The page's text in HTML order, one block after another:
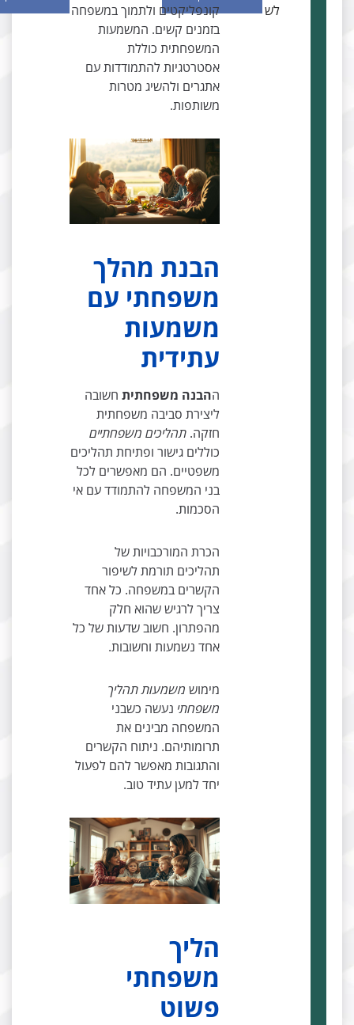
קונפליקטים ולתמוך במשפחה
בזמנים קשים. המשמעות
המשפחתית כוללת
אסטרטגיות להתמודדות עם
אתגרים ולהשיג מטרות
משותפות.
הבנת מהלך
משפחתי עם
משמעות
עתידית
הבנה משפחתיתחשובה
ליצירת סביבה משפחתית
חזקה.תהליכים משפחתיים
כוללים גישור ופתיחת תהליכים
משפטיים. הם מאפשרים לכל
בני המשפחה להתמודד עם אי
הסכמות.
הכרת המורכבויות של
תהליכים תורמת לשיפור
הקשרים במשפחה. כל אחד
צריך לרגיש שהוא חלק
מהפתרון. חשוב שדעות של כל
אחד נשמעות וחשובות.
מימושמשמעות תהליך
משפחתינעשה כשבני
המשפחה מבינים את
תרומותיהם. ניתוח הקשרים
והתגובות מאפשר להם לפעול
יחד למען עתיד טוב.
הליך
משפחתי
פשוט